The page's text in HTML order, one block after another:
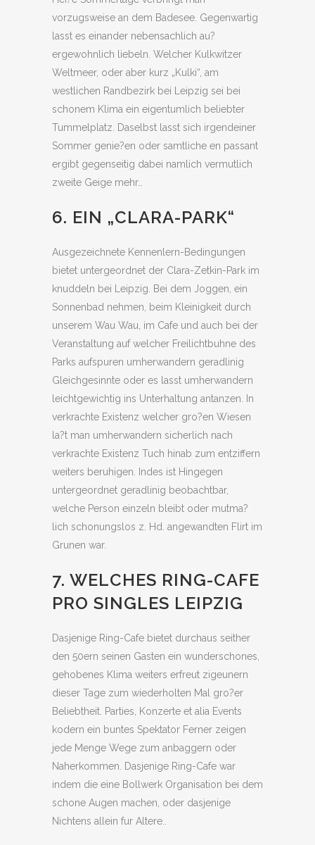
vorzugsweise an dem Badesee. Gegenwartig
lasst es einander nebensachlich au?
ergewohnlich liebeln. Welcher Kulkwitzer
Weltmeer, oder aber kurz „Kulki“, am
westlichen Randbezirk bei Leipzig sei bei
schonem Klima ein eigentumlich beliebter
Tummelplatz. Daselbst lasst sich irgendeiner
Sommer genie?en oder samtliche en passant
ergibt gegenseitig dabei namlich vermutlich
zweite Geige mehr…
6. EIN „CLARA-PARK“
Ausgezeichnete Kennenlern-Bedingungen
bietet untergeordnet der Clara-Zetkin-Park im
knuddeln bei Leipzig. Bei dem Joggen, ein
Sonnenbad nehmen, beim Kleinigkeit durch
unserem Wau Wau, im Cafe und auch bei der
Veranstaltung auf welcher Freilichtbuhne des
Parks aufspuren umherwandern geradlinig
Gleichgesinnte oder es lasst umherwandern
leichtgewichtig ins Unterhaltung antanzen. In
verkrachte Existenz welcher gro?en Wiesen
la?t man umherwandern sicherlich nach
verkrachte Existenz Tuch hinab zum entziffern
weiters beruhigen. Indes ist Hingegen
untergeordnet geradlinig beobachtbar,
welche Person einzeln bleibt oder mutma?
lich schonungslos z. Hd. angewandten Flirt im
Grunen war.
7. WELCHES RING-CAFE
PRO SINGLES LEIPZIG
Dasjenige Ring-Cafe bietet durchaus seither
den 50ern seinen Gasten ein wunderschones,
gehobenes Klima weiters erfreut zigeunern
dieser Tage zum wiederholten Mal gro?er
Beliebtheit. Parties, Konzerte et alia Events
kodern ein buntes Spektator Ferner zeigen
jede Menge Wege zum anbaggern oder
Naherkommen. Dasjenige Ring-Cafe war
indem die eine Bollwerk Organisation bei dem
schone Augen machen, oder dasjenige
Nichtens allein fur Altere..